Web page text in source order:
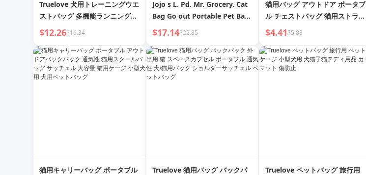
Truelove 犬用トレーニングウエ
ストバッグ 多機能ランニングペ
ットバッグ 犬用アウトドアバッ
クパック スナックバッグ ペット
用品
$12.26$16.34
Jojo s L. Pd. Mr. Grocery. Cat
Bag Go out Portable Pet Bag
Satchel One Shoulder | Go
out
$17.14$22.85
猫用バッグ アウトドア ポータブ
ル チェストバッグ 猫用ストラッ
プ アウトドア バックパック ペ
ットバッグ ベストスタイル ヒッ
ピー犬用バック 猫用バッグ
$4.41$5.88
猫用キャリーバッグ ポータブル
Truelove 猫用バッグ バックパ
Truelove ペットバッグ 旅行用